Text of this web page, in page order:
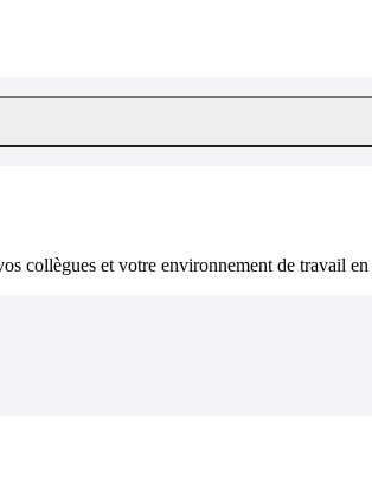
collègues et votre environnement de travail en